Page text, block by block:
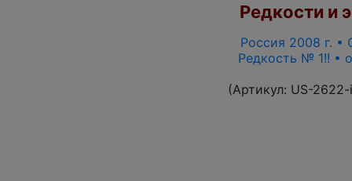
Редкости и
Россия 2008 г. •
Редкость № 1!! •
(Артикул: US-